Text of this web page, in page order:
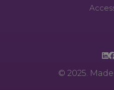
© 2025.